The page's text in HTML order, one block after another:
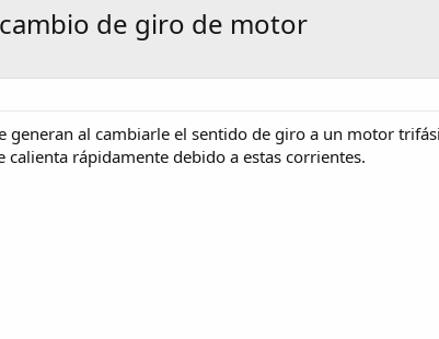
de giro de motor
generan al cambiarle el sentido de giro a un motor
rápidamente debido a estas corrientes.